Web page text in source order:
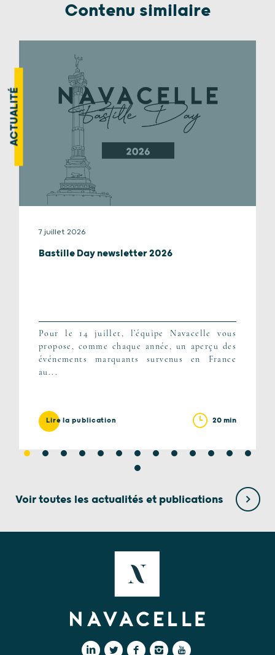
Contenu similaire
ACTUALITÉ
7 juillet 2026
Bastille Day newsletter 2026
Pour le 14 juillet, l’équipe Navacelle vous
propose, comme chaque année, un aperçu des
événements marquants survenus en France
au...
Lire la publication 20 min
Voir toutes les actualités et publications